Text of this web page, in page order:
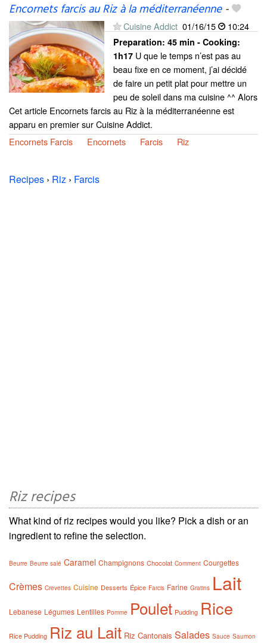
Encornets farcis au Riz à la méditerranéenne-
Cuisine Addict 01/16/15 10:24
Preparation: 45 min - Cooking:
1h17 U que le temps n’est pas au
beau fixe en ce moment, j’ai décidé
de faire un petit plat pour mettre un
peu de soleil dans ma cuisine ^^ Alors
Cet article Encornets farcis au Riz à la méditerranéenne est
apparu en premier sur Cuisine Addict.
Encornets Farcis
Encornets Farcis Riz
Recipes › Riz › Farcis
Riz recipes
What kind of riz recipes would you like? Pick a dish or an
ingredient to refine the selection.
Beurre Beurre salé Caramel Champignons Chocolat Comment Courgettes
Crèmes Crevettes Cuisine Desserts Épice Farcis Farine Gratins Lait
Lebanese Légumes Lentilles Pomme Poulet Pudding Rice
Rice Pudding Riz au Lait Riz Cantonais Salades Sauce Saumon